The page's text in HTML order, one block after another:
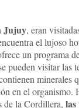
Jujuy, eran
el lujoso
un programa
pueden visitar las
minerales
en el organismo.
de la Cordillera,